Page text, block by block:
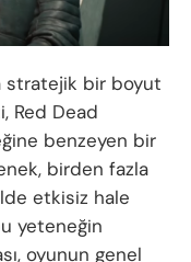
stratejik bir boyut
Red Dead
benzeyen bir
birden fazla
etkisiz hale
yeteneğin
oyunun genel